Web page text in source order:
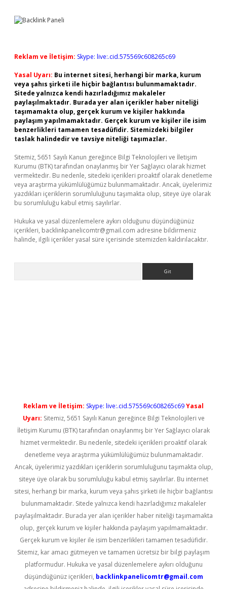
Reklam ve İletişim: Skype: live:.cid.575569c608265c69
Yasal Uyarı: Bu internet sitesi, herhangi bir marka, kurum
veya şahıs şirketi ile hiçbir bağlantısı bulunmamaktadır.
Sitede yalnızca kendi hazırladığımız makaleler
paylaşılmaktadır. Burada yer alan içerikler haber niteliği
taşımamakta olup, gerçek kurum ve kişiler hakkında
paylaşım yapılmamaktadır. Gerçek kurum ve kişiler ile isim
benzerlikleri tamamen tesadüfidir. Sitemizdeki bilgiler
taslak halindedir ve tavsiye niteliği taşımazlar.
Sitemiz, 5651 Sayılı Kanun gereğince Bilgi Teknolojileri ve İletişim
Kurumu (BTK) tarafından onaylanmış bir Yer Sağlayıcı olarak hizmet
vermektedir. Bu nedenle, sitedeki içerikleri proaktif olarak denetleme
veya araştırma yükümlülüğümüz bulunmamaktadır. Ancak, üyelerimiz
yazdıkları içeriklerin sorumluluğunu taşımakta olup, siteye üye olarak
bu sorumluluğu kabul etmiş sayılırlar.
Hukuka ve yasal düzenlemelere aykırı olduğunu düşündüğünüz
içerikleri, backlinkpanelicomtr@gmail.com adresine bildirmeniz
halinde, ilgili içerikler yasal süre içerisinde sitemizden kaldırılacaktır.
Reklam ve İletişim: Skype: live:.cid.575569c608265c69Yasal
Uyarı: Sitemiz, 5651 Sayılı Kanun gereğince Bilgi Teknolojileri ve
İletişim Kurumu (BTK) tarafından onaylanmış bir Yer Sağlayıcı olarak
hizmet vermektedir. Bu nedenle, sitedeki içerikleri proaktif olarak
denetleme veya araştırma yükümlülüğümüz bulunmamaktadır.
Ancak, üyelerimiz yazdıkları içeriklerin sorumluluğunu taşımakta olup,
siteye üye olarak bu sorumluluğu kabul etmiş sayılırlar. Bu internet
sitesi, herhangi bir marka, kurum veya şahıs şirketi ile hiçbir bağlantısı
bulunmamaktadır. Sitede yalnızca kendi hazırladığımız makaleler
paylaşılmaktadır. Burada yer alan içerikler haber niteliği taşımamakta
olup, gerçek kurum ve kişiler hakkında paylaşım yapılmamaktadır.
Gerçek kurum ve kişiler ile isim benzerlikleri tamamen tesadüfidir.
Sitemiz, kar amacı gütmeyen ve tamamen ücretsiz bir bilgi paylaşım
platformudur. Hukuka ve yasal düzenlemelere aykırı olduğunu
düşündüğünüz içerikleri, backlinkpanelicomtr@gmail.com